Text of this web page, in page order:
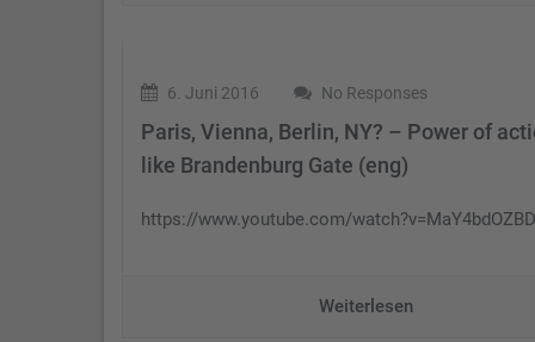
6. Juni 2016 No Responses
Paris, Vienna, Berlin, NY? – Power of
like Brandenburg Gate (eng)
https://www.youtube.com/
Weiterlesen